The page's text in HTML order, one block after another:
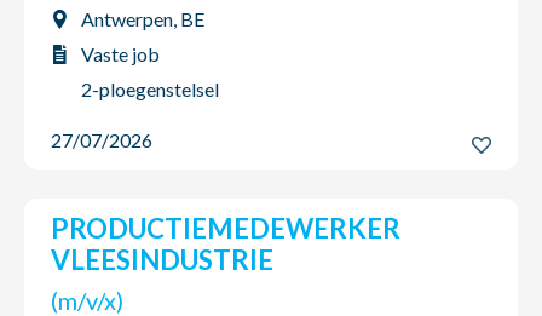
Antwerpen, BE
Vaste job
2-ploegenstelsel
27/07/2026
PRODUCTIEMEDEWERKER
VLEESINDUSTRIE
(m/v/x)